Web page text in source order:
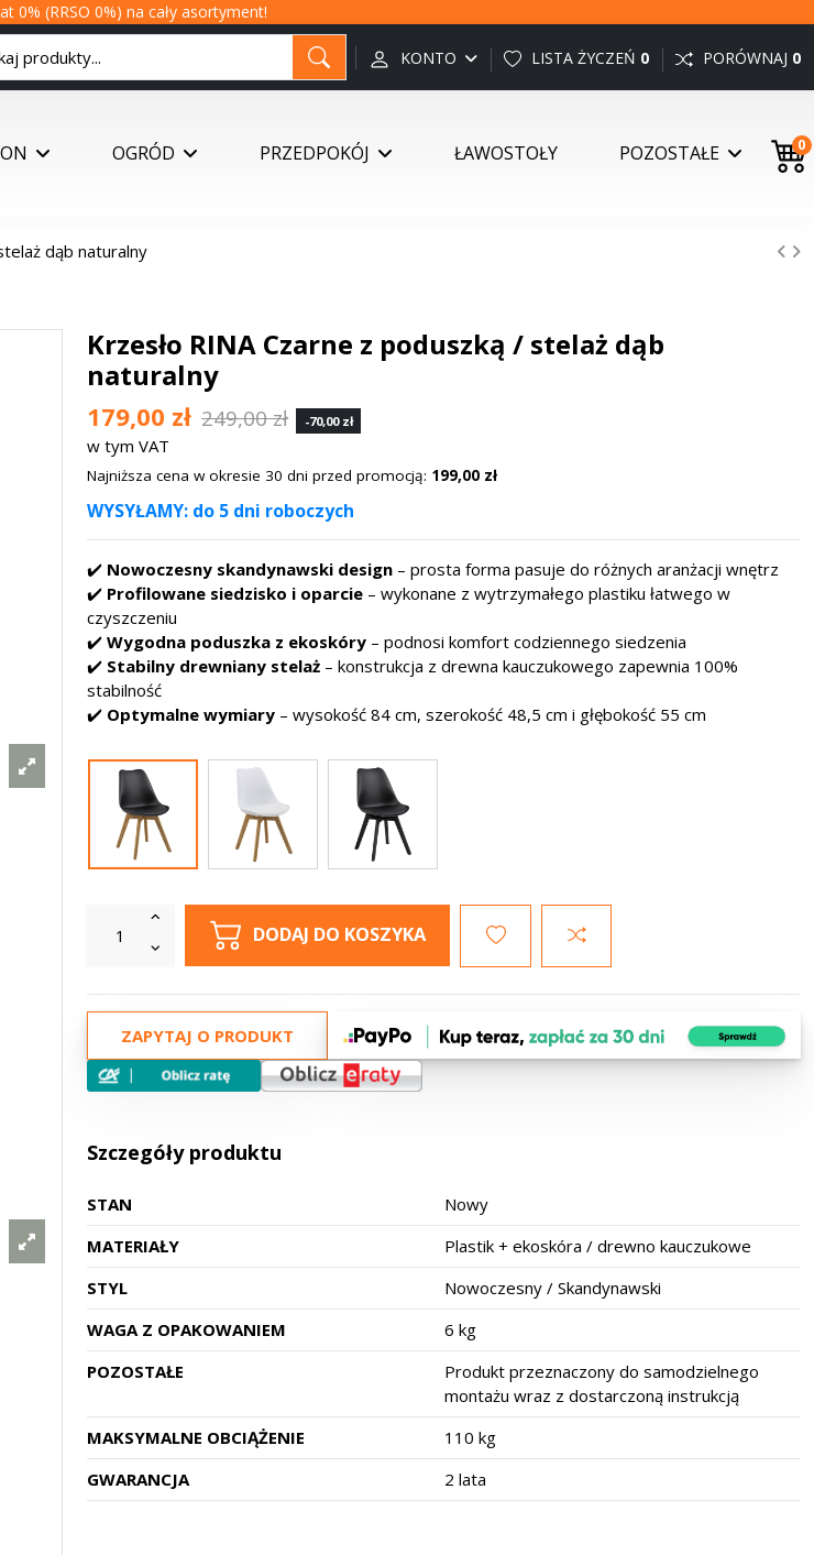
0% (RRSO 0%) na cały asortyment!
KONTO LISTA ŻYCZEŃ 0 PORÓWNAJ 0
OGRÓD PRZEDPOKÓJ ŁAWOSTOŁY POZOSTAŁE 0
dąb naturalny
Krzesło RINA Czarne z poduszką / stelaż dąb
naturalny
179,00 zł 249,00 zł -70,00 zł
w tym VAT
Najniższa cena w okresie 30 dni przed promocją: 199,00 zł
WYSYŁAMY: do 5 dni roboczych
✔️ Nowoczesny skandynawski design – prosta forma pasuje do różnych aranżacji wnętrz
✔️ Profilowane siedzisko i oparcie – wykonane z wytrzymałego plastiku łatwego w
czyszczeniu
✔️Wygodna poduszka z ekoskóry – podnosi komfort codziennego siedzenia
✔️ Stabilny drewniany stelaż – konstrukcja z drewna kauczukowego zapewnia 100%
stabilność
✔️ Optymalne wymiary – wysokość 84 cm, szerokość 48,5 cm i głębokość 55 cm
DODAJ DO KOSZYKA
ZAPYTAJ O PRODUKT
Szczegóły produktu
STAN
Nowy
MATERIAŁY
Plastik + ekoskóra / drewno kauczukowe
STYL
Nowoczesny / Skandynawski
WAGA Z OPAKOWANIEM
6 kg
POZOSTAŁE
Produkt przeznaczony do samodzielnego
montażu wraz z dostarczoną instrukcją
MAKSYMALNE OBCIĄŻENIE
110 kg
GWARANCJA
2 lata